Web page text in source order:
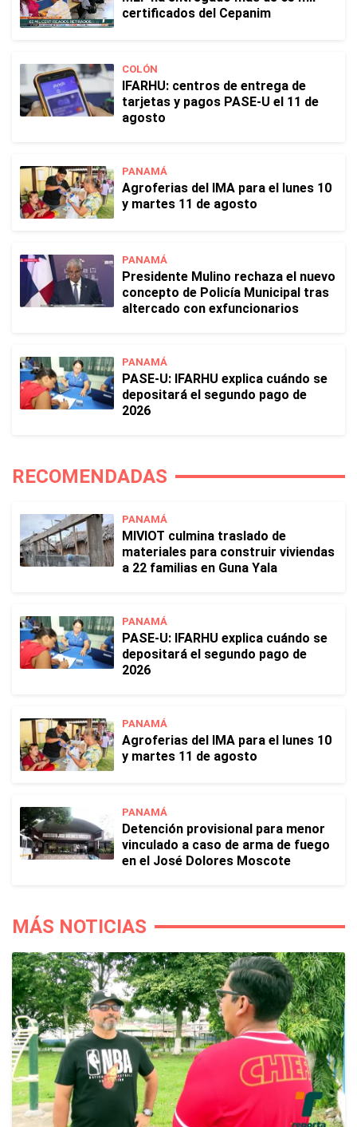
certificados del Cepanim
COLÓN
IFARHU: centros de entrega de
tarjetas y pagos PASE-U el 11 de
agosto
PANAMÁ
Agroferias del IMA para el lunes 10
y martes 11 de agosto
PANAMÁ
Presidente Mulino rechaza el nuevo
concepto de Policía Municipal tras
altercado con exfuncionarios
PANAMÁ
PASE-U: IFARHU explica cuándo se
depositará el segundo pago de
2026
RECOMENDADAS
PANAMÁ
MIVIOT culmina traslado de
materiales para construir viviendas
a 22 familias en Guna Yala
PANAMÁ
PASE-U: IFARHU explica cuándo se
depositará el segundo pago de
2026
PANAMÁ
Agroferias del IMA para el lunes 10
y martes 11 de agosto
PANAMÁ
Detención provisional para menor
vinculado a caso de arma de fuego
en el José Dolores Moscote
MÁS NOTICIAS